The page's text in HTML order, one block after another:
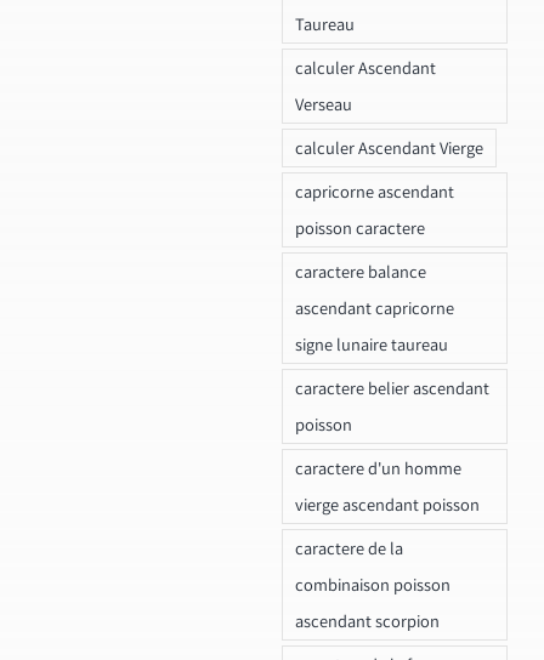
Taureau
calculer Ascendant
Verseau
calculer Ascendant Vierge
capricorne ascendant
poisson caractere
caractere balance
ascendant capricorne
signe lunaire taureau
caractere belier ascendant
poisson
caractere d'un homme
vierge ascendant poisson
caractere de la
combinaison poisson
ascendant scorpion